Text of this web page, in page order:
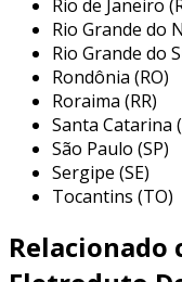
essas
diversas situações.
aplicações incluem:
sistemas de
os tubos de
construção de
água potável,
segurança do
irrigação
de irrigação
Rio de Janeiro
Rio Grande do
Rio Grande do
Rondônia (RO)
Roraima (RR)
Santa Catarina
São Paulo (SP)
Sergipe (SE)
Tocantins (TO)
Relacionado